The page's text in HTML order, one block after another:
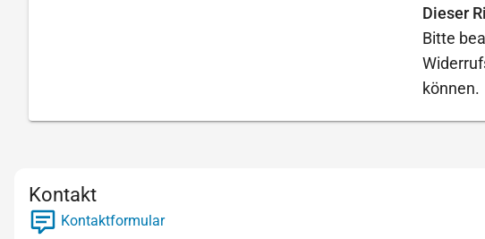
Dieser
Bitte
können.
Kontakt
Kontaktformular